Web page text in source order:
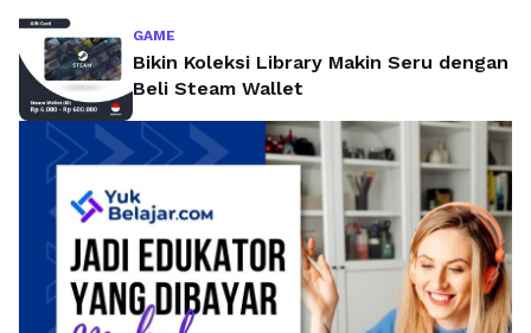
GAME
Bikin Koleksi Library Makin Seru dengan
Beli Steam Wallet